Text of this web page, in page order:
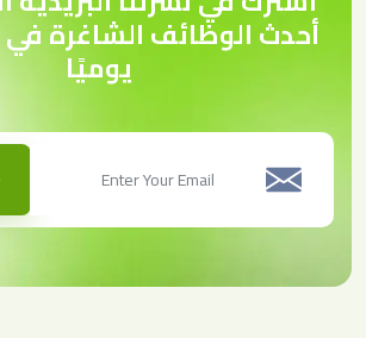
أحدث الوظائف الشاغرة
يوميًا